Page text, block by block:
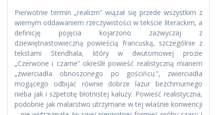
Pierwotnie termin „realizm” wiązał się przede wszystkim z
wiernym oddawaniem rzeczywistości w tekście literackim, a
definicję pojęcia kojarzono zazwyczaj z
dziewiętnastowieczną powieścią francuską, szczególnie z
tekstami Stendhala, który w dwutomowej prozie
„Czerwone i czarne” określił powieść realistyczną mianem
„zwierciadła obnoszonego po gościńcu.”, zwierciadła
mogącego odbijać równie dobrze lazur bezchmurnego
nieba jak i szpetotę błotnistej kałuży. Powieść realistyczna,
podobnie jak malarstwo utrzymane w tej właśnie konwencji